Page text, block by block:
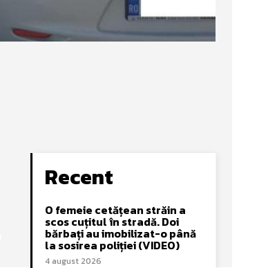
Recent
O femeie cetățean străin a
scos cuțitul în stradă. Doi
bărbați au imobilizat-o până
la sosirea poliției (VIDEO)
4 august 2026